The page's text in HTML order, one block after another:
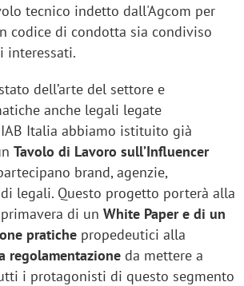
tecnico indetto dall'Agcom per
codice di condotta sia condiviso
interessati.
dell’arte del settore e
anche legali legate
IAB Italia abbiamo istituito già
Tavolo di Lavoro sull’Influencer
brand, agenzie,
legali. Questo progetto porterà alla
di un White Paper e di un
pratiche propedeutici alla
regolamentazione da mettere a
i protagonisti di questo segmento